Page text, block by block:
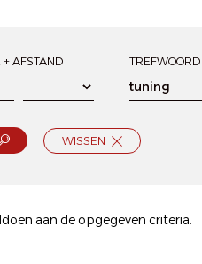
+ AFSTAND TREFWOORD
WISSEN
aan de opgegeven criteria.